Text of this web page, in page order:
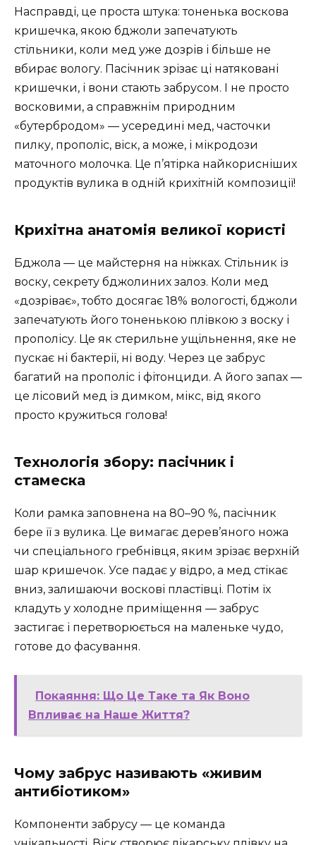
Насправді, це проста штука: тоненька воскова
кришечка, якою бджоли запечатують
стільники, коли мед уже дозрів і більше не
вбирає вологу. Пасічник зрізає ці натяковані
кришечки, і вони стають забрусом. І не просто
восковими, а справжнім природним
«бутербродом» — усередині мед, часточки
пилку, прополіс, віск, а може, і мікродози
маточного молочка. Це п’ятірка найкорисніших
продуктів вулика в одній крихітній композиції!
Крихітна анатомія великої користі
Бджола — це майстерня на ніжках. Стільник із
воску, секрету бджолиних залоз. Коли мед
«дозріває», тобто досягає 18% вологості, бджоли
запечатують його тоненькою плівкою з воску і
прополісу. Це як стерильне ущільнення, яке не
пускає ні бактерії, ні воду. Через це забрус
багатий на прополіс і фітонциди. А його запах —
це лісовий мед із димком, мікс, від якого
просто кружиться голова!
Технологія збору: пасічник і
стамеска
Коли рамка заповнена на 80–90 %, пасічник
бере її з вулика. Це вимагає дерев’яного ножа
чи спеціального гребнівця, яким зрізає верхній
шар кришечок. Усе падає у відро, а мед стікає
вниз, залишаючи воскові пластівці. Потім їх
кладуть у холодне приміщення — забрус
застигає і перетворюється на маленьке чудо,
готове до фасування.
Покаяння: Що Це Таке та Як Воно
Впливає на Наше Життя?
Чому забрус називають «живим
антибіотиком»
Компоненти забрусу — це команда